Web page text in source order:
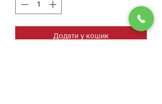
Додати у кошик